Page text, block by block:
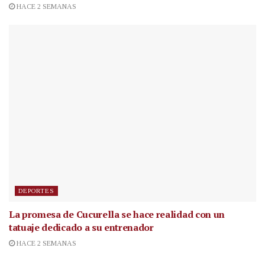
HACE 2 SEMANAS
DEPORTES
La promesa de Cucurella se hace realidad con un
tatuaje dedicado a su entrenador
HACE 2 SEMANAS